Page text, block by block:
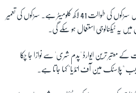
راج گوپالن کا کہنا ہے کہ بھارت میں سڑکوں کی طوالت 41 لاکھ کلومیٹر ہے۔ سڑکوں کی تعمیر
یہ ٹیکنالوجی استعمال ہو سکے گی۔
ترین ایوارڈ 'پدم شری' سے نوازا جا چکا
"پلاسٹک مین آف انڈیا" کہا جاتا ہے۔